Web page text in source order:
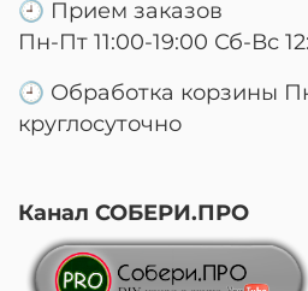
🕘 Прием заказов
Пн-Пт 11:00-19:00 Сб-Вс
🕘 Обработка корзины
круглосуточно
Канал СОБЕРИ.ПРО